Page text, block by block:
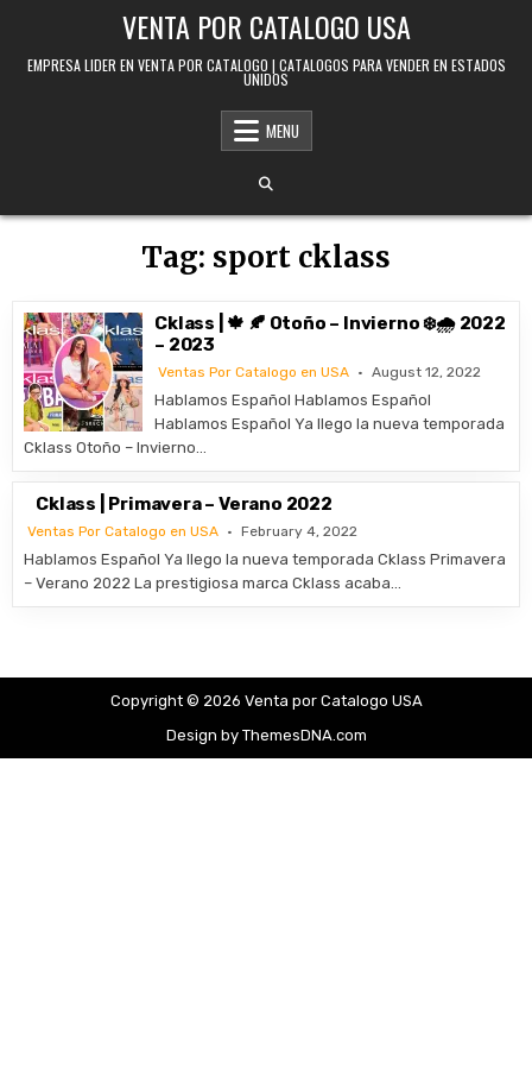
VENTA POR CATALOGO USA
EMPRESA LIDER EN VENTA POR CATALOGO | CATALOGOS PARA VENDER EN ESTADOS
UNIDOS
MENU
Tag: sport cklass
Cklass | 🍁 🍂 Otoño – Invierno ❄️🌧️ 2022
– 2023
Ventas Por Catalogo en USA August 12, 2022
Hablamos Español Hablamos Español
Hablamos Español Ya llego la nueva temporada
Cklass Otoño – Invierno…
Cklass | Primavera – Verano 2022
Ventas Por Catalogo en USA February 4, 2022
Hablamos Español Ya llego la nueva temporada Cklass Primavera
– Verano 2022 La prestigiosa marca Cklass acaba…
Copyright © 2026 Venta por Catalogo USA
Design by ThemesDNA.com